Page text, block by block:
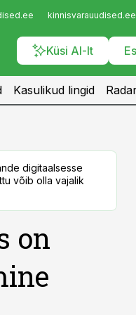
kinnisvarauudised.ee
Küsi AI-lt
Kasulikud lingid
digitaalsesse
võib olla vajalik
on